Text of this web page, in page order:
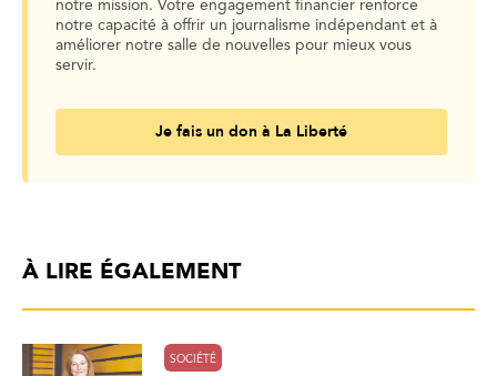
notre mission. Votre engagement financier renforce
notre capacité à offrir un journalisme indépendant et à
améliorer notre salle de nouvelles pour mieux vous
servir.
Je fais un don à La Liberté
À LIRE ÉGALEMENT
SOCIÉTÉ